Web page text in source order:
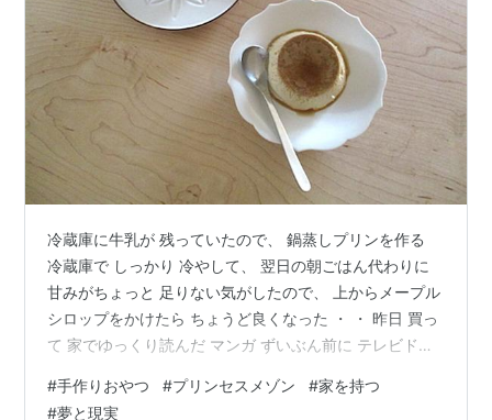
冷蔵庫に牛乳が 残っていたので、 鍋蒸しプリンを作る
冷蔵庫で しっかり 冷やして、 翌日の朝ごはん代わりに
甘みがちょっと 足りない気がしたので、 上からメープル
シロップをかけたら ちょうど良くなった ・ ・ 昨日 買っ
て 家でゆっくり読んだ マンガ ずいぶん前に テレビドラ
セスメゾン プリンセスメゾン（1) （ビッグ コミックス）
#手作りおやつ #プリンセスメゾン #家を持つ
#夢と現実